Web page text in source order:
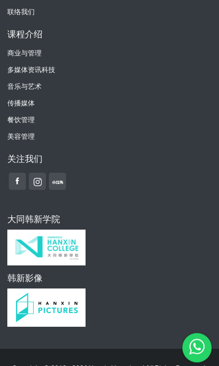
联络我们
课程介绍
商业与管理
多媒体资讯科技
音乐与艺术
传播媒体
餐饮管理
美容管理
关注我们
大同韩新学院
韩新影像